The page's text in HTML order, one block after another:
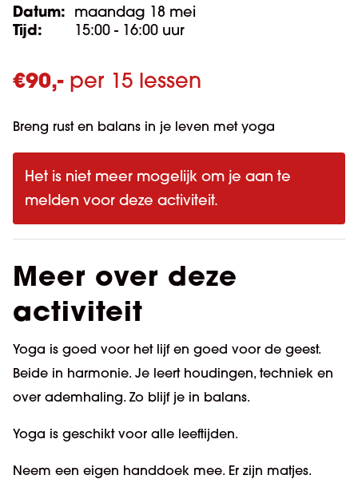
Datum: maandag 18 mei
Tijd: 15:00 - 16:00 uur
€90,-per 15 lessen
Breng rust en balans in je leven met yoga
Het is niet meer mogelijk om je aan te
melden voor deze activiteit.
Meer over deze
activiteit
Yoga is goed voor het lijf en goed voor de geest.
Beide in harmonie. Je leert houdingen, techniek en
over ademhaling. Zo blijf je in balans.
Yoga is geschikt voor alle leeftijden.
Neem een eigen handdoek mee. Er zijn matjes.